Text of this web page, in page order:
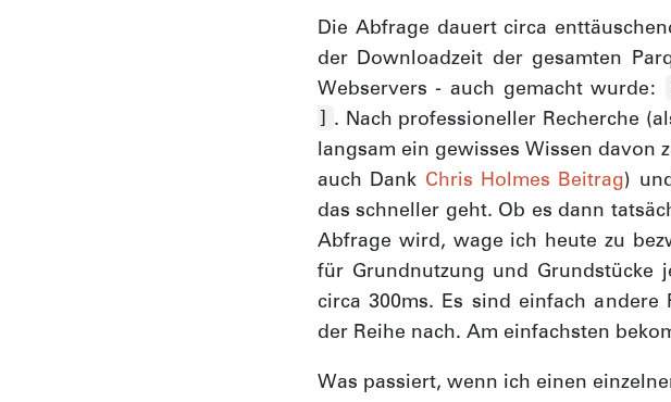
Die Abfrage dauert circa
der Downloadzeit der gesamten
Webservers - auch gemacht wurde:
] . Nach professioneller Recherche
langsam ein gewisses Wissen davon
auch Dank Chris Holmes Beitrag)
das schneller geht. Ob es dann
Abfrage wird, wage ich heute zu
für Grundnutzung und Grundstücke
circa 300ms. Es sind einfach
der Reihe nach. Am einfachsten
Was passiert, wenn ich einen